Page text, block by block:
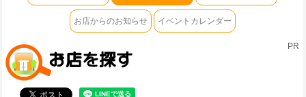
お店からのお知らせ イベントカレンダー
PR